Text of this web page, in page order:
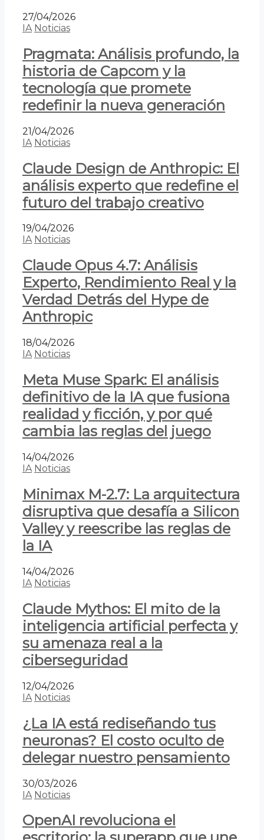
27/04/2026
IA Noticias
Pragmata: Análisis profundo, la
historia de Capcom y la
tecnología que promete
redefinir la nueva generación
21/04/2026
IA Noticias
Claude Design de Anthropic: El
análisis experto que redefine el
futuro del trabajo creativo
19/04/2026
IA Noticias
Claude Opus 4.7: Análisis
Experto, Rendimiento Real y la
Verdad Detrás del Hype de
Anthropic
18/04/2026
IA Noticias
Meta Muse Spark: El análisis
definitivo de la IA que fusiona
realidad y ficción, y por qué
cambia las reglas del juego
14/04/2026
IA Noticias
Minimax M-2.7: La arquitectura
disruptiva que desafía a Silicon
Valley y reescribe las reglas de
la IA
14/04/2026
IA Noticias
Claude Mythos: El mito de la
inteligencia artificial perfecta y
su amenaza real a la
ciberseguridad
12/04/2026
IA Noticias
¿La IA está rediseñando tus
neuronas? El costo oculto de
delegar nuestro pensamiento
30/03/2026
IA Noticias
OpenAI revoluciona el